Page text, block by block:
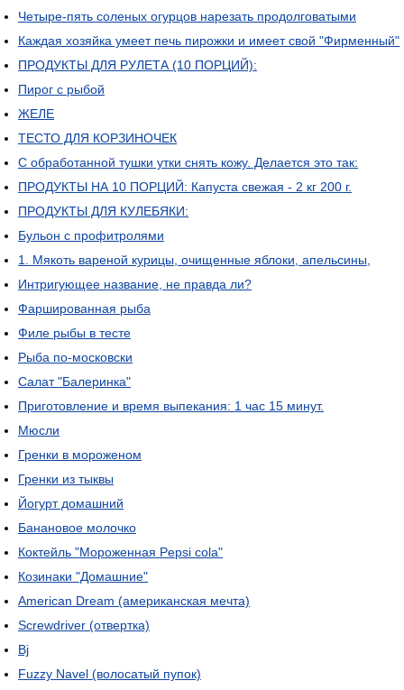
Четыре-пять соленых огурцов нарезать продолговатыми
Каждая хозяйка умеет печь пирожки и имеет свой "Фирменный"
ПРОДУКТЫ ДЛЯ РУЛЕТА (10 ПОРЦИЙ):
Пирог с рыбой
ЖЕЛЕ
ТЕСТО ДЛЯ КОРЗИНОЧЕК
С обработанной тушки утки снять кожу. Делается это так:
ПРОДУКТЫ НА 10 ПОРЦИЙ: Капуста свежая - 2 кг 200 г.
ПРОДУКТЫ ДЛЯ КУЛЕБЯКИ:
Бульон с профитролями
1. Мякоть вареной курицы, очищенные яблоки, апельсины,
Интригующее название, не правда ли?
Фаршированная рыба
Филе рыбы в тесте
Рыба по-московски
Салат "Балеринка"
Приготовление и время выпекания: 1 час 15 минут.
Мюсли
Гренки в мороженом
Гренки из тыквы
Йогурт домашний
Банановое молочко
Коктейль "Мороженная Pepsi cola"
Козинаки "Домашние"
American Dream (американская мечта)
Screwdriver (отвертка)
Bj
Fuzzy Navel (волосатый пупок)